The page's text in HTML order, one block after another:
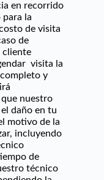
en recorrido
la
de visita
de
cliente
visita la
y
que nuestro
daño en tu
motivo de la
incluyendo
de
técnico